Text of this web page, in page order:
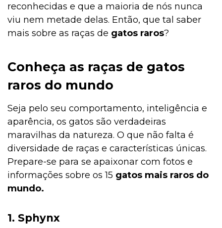
reconhecidas e que a maioria de nós nunca
viu nem metade delas. Então, que tal saber
mais sobre as raças de gatos raros?
Conheça as raças de gatos
raros do mundo
Seja pelo seu comportamento, inteligência e
aparência, os gatos são verdadeiras
maravilhas da natureza. O que não falta é
diversidade de raças e características únicas.
Prepare-se para se apaixonar com fotos e
informações sobre os 15 gatos mais raros do
mundo.
1. Sphynx